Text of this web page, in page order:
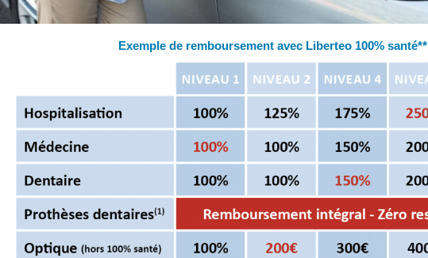
Exemple de remboursement avec Liberteo 100% santé**